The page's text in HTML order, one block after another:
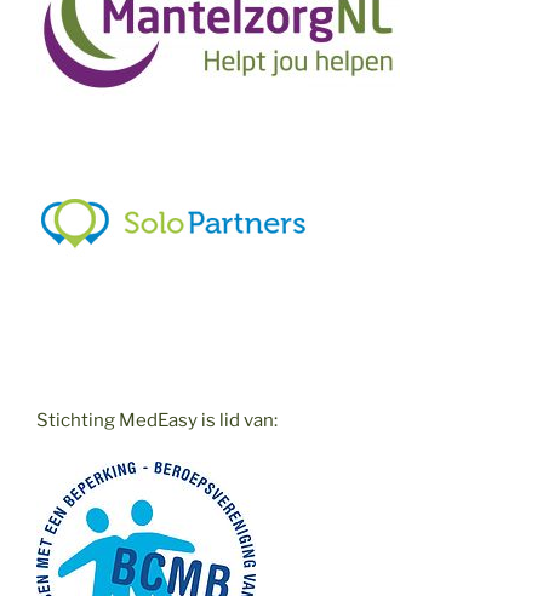
Stichting MedEasy is lid van: